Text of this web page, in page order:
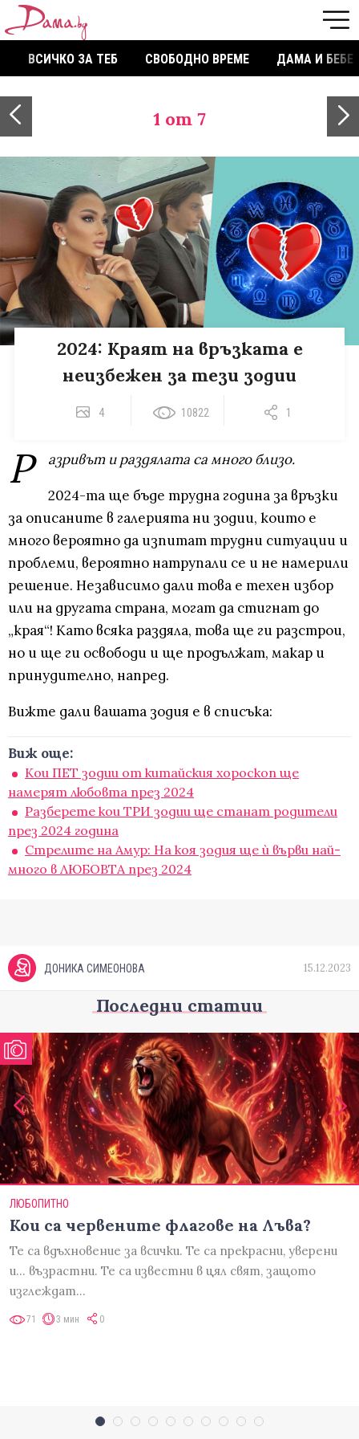
ВСИЧКО ЗА ТЕБ СВОБОДНО ВРЕМЕ ДАМА И БЕБЕ
1 от 7
2024: Краят на връзката е
неизбежен за тези зодии
4 10822 1
Р азривът и раздялата са много близо.
2024-та ще бъде трудна година за връзки
за описаните в галерията ни зодии, които е
много вероятно да изпитат трудни ситуации и
проблеми, вероятно натрупали се и не намерили
решение. Независимо дали това е техен избор
или на другата страна, могат да стигнат до
„края“! Като всяка раздяла, това ще ги разстрои,
но и ще ги освободи и ще продължат, макар и
принудително, напред.
Вижте дали вашата зодия е в списъка:
Виж още:
Кои ПЕТ зодии от китайския хороскоп ще
намерят любовта през 2024
Разберете кои ТРИ зодии ще станат родители
през 2024 година
Стрелите на Амур: На коя зодия ще ѝ върви най-
много в ЛЮБОВТА през 2024
ДОНИКА СИМЕОНОВА 15.12.2023
Последни статии
ЛЮБОПИТНО
Кои са червените флагове на Лъва?
Те са вдъхновение за всички. Те са прекрасни, уверени
и... възрастни. Те са известни в цял свят, защото
изглеждат…
71 3 мин 0